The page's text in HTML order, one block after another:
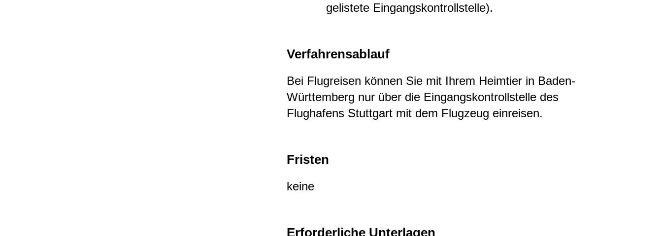
gelistete Eingangskontrollstelle).
Verfahrensablauf
Bei Flugreisen können Sie mit Ihrem Heimtier in Baden-
Württemberg nur über die Eingangskontrollstelle des
Flughafens Stuttgart mit dem Flugzeug einreisen.
Fristen
keine
Erforderliche Unterlagen